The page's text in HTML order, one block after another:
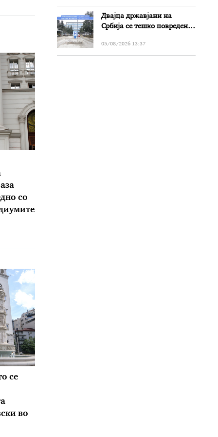
со
се
во
Двајца државјани на
Србија се тешко повредени
Прилеп-Битола
05/08/2026 13:37